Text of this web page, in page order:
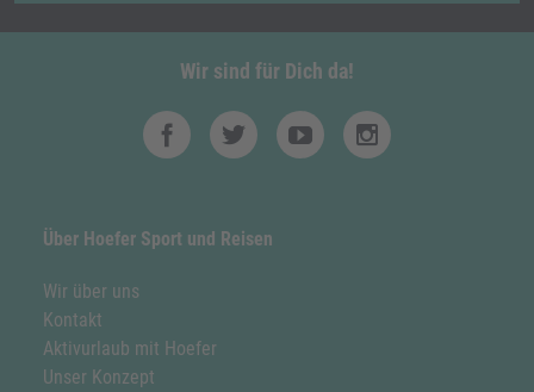
Wir sind für Dich da!
Über Hoefer Sport und Reisen
Wir über uns
Kontakt
Aktivurlaub mit Hoefer
Unser Konzept